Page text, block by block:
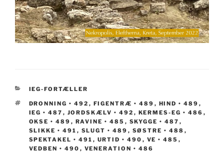
KATEGORIER
IEG-FORTÆLLER
TAGS
DRONNING • 492 , FIGENTRÆ • 489 , HIND • 489 ,
IEG • 487 , JORDSKÆLV • 492 , KERMES-EG • 486 ,
OKSE • 489 , RAVINE • 485 , SKYGGE • 487 ,
SLIKKE • 491 , SLUGT • 489 , SØSTRE • 488 ,
SPEKTAKEL • 491 , URTID • 490 , VE • 485 ,
VEDBEN • 490 , VENERATION • 486